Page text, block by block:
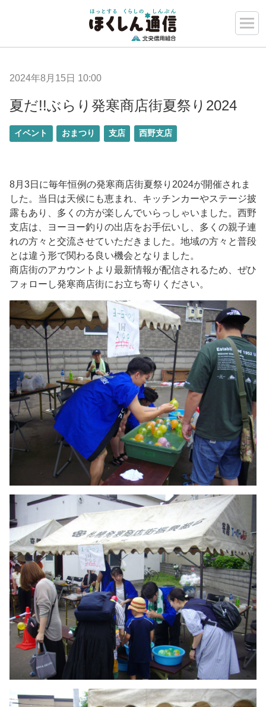
2024年8月15日 10:00
夏だ!!ぶらり発寒商店街夏祭り2024
イベント おまつり 支店 西野支店
8月3日に毎年恒例の発寒商店街夏祭り2024が開催されま
した。当日は天候にも恵まれ、キッチンカーやステージ披
露もあり、多くの方が楽しんでいらっしゃいました。西野
支店は、ヨーヨー釣りの出店をお手伝いし、多くの親子連
れの方々と交流させていただきました。地域の方々と普段
とは違う形で関わる良い機会となりました。
商店街のアカウントより最新情報が配信されるため、ぜひ
フォローし発寒商店街にお立ち寄りください。